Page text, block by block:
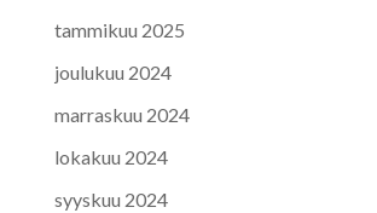
tammikuu 2025
joulukuu 2024
marraskuu 2024
lokakuu 2024
syyskuu 2024